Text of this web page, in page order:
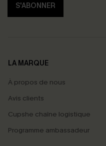
S'ABONNER
LA MARQUE
À propos de nous
Avis clients
Cupshe chaîne logistique
Programme ambassadeur